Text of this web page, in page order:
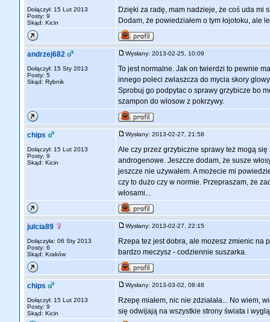
Dołączył: 15 Lut 2013
Posty: 9
Skąd: Kicin
Dzięki za radę, mam nadzieje, że coś uda mi
Dodam, że powiedziałem o tym łojotoku, ale
andrzej682
Dołączył: 15 Sty 2013
Posty: 5
Skąd: Rybnik
Wysłany: 2013-02-25, 10:09
To jest normalne. Jak on twierdzi to pewnie
innego poleci zwlaszcza do mycia skory
Sprobuj go podpytac o sprawy grzybicze bo
szampon do wlosow z pokrzywy.
chips
Dołączył: 15 Lut 2013
Posty: 9
Skąd: Kicin
Wysłany: 2013-02-27, 21:58
Ale czy przez grzybiczne sprawy też mogą
androgenowe. Jeszcze dodam, że susze
jeszcze nie używałem. A możecie mi
czy to dużo czy w normie. Przepraszam, że
włosami...
julcia89
Dołączyła: 06 Sty 2013
Posty: 6
Skąd: Kraków
Wysłany: 2013-02-27, 22:15
Rzepa tez jest dobra, ale mozesz zmienic na
bardzo meczysz - codziennie suszarka.
chips
Dołączył: 15 Lut 2013
Posty: 9
Skąd: Kicin
Wysłany: 2013-03-02, 08:48
Rzepę miałem, nic nie zdziałała... No wiem,
się odwijają na wszystkie strony świata i